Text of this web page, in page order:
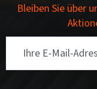
Bleiben Sie über